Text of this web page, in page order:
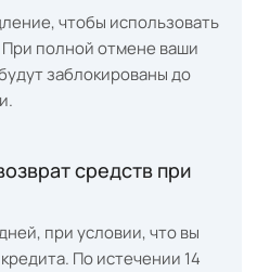
чтобы использовать
полной отмене ваши
заблокированы до
средств при
при условии, что вы
По истечении 14